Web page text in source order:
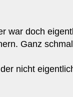
war doch
Ganz
nicht